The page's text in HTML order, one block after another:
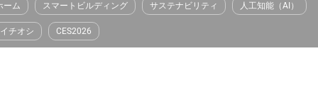
ーム スマートビルディング サステナビリティ 人工知能（AI）
イチオシ CES2026